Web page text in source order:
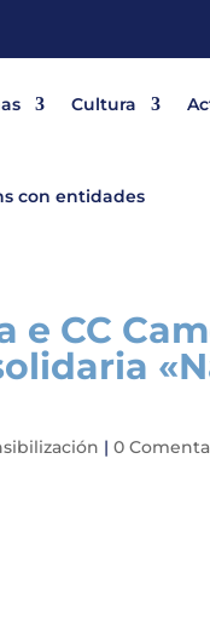
Cultura
con entidades
CC
|0